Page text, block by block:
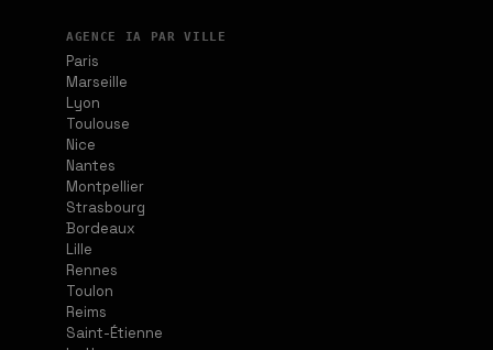
AGENCE IA PAR VILLE
Paris
Marseille
Lyon
Toulouse
Nice
Nantes
Montpellier
Strasbourg
Bordeaux
Lille
Rennes
Toulon
Reims
Saint-Étienne